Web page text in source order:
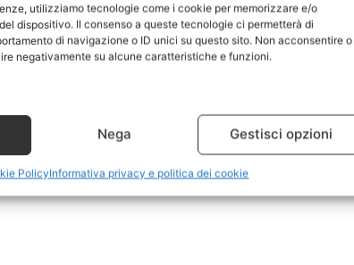
utilizziamo tecnologie come i cookie per memorizzare e/o
dispositivo. Il consenso a queste tecnologie ci permetterà di
di navigazione o ID unici su questo sito. Non acconsentire o
negativamente su alcune caratteristiche e funzioni.
Nega Gestisci opzioni
PolicyInformativa privacy e politica dei cookie